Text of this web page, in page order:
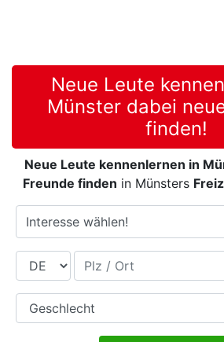
Neue Leute
Münster dabei
finden!
Neue Leute kennenlernen in
Freunde finden in Münsters
Interesse wählen!
Land Plz / Ort
Geschlecht